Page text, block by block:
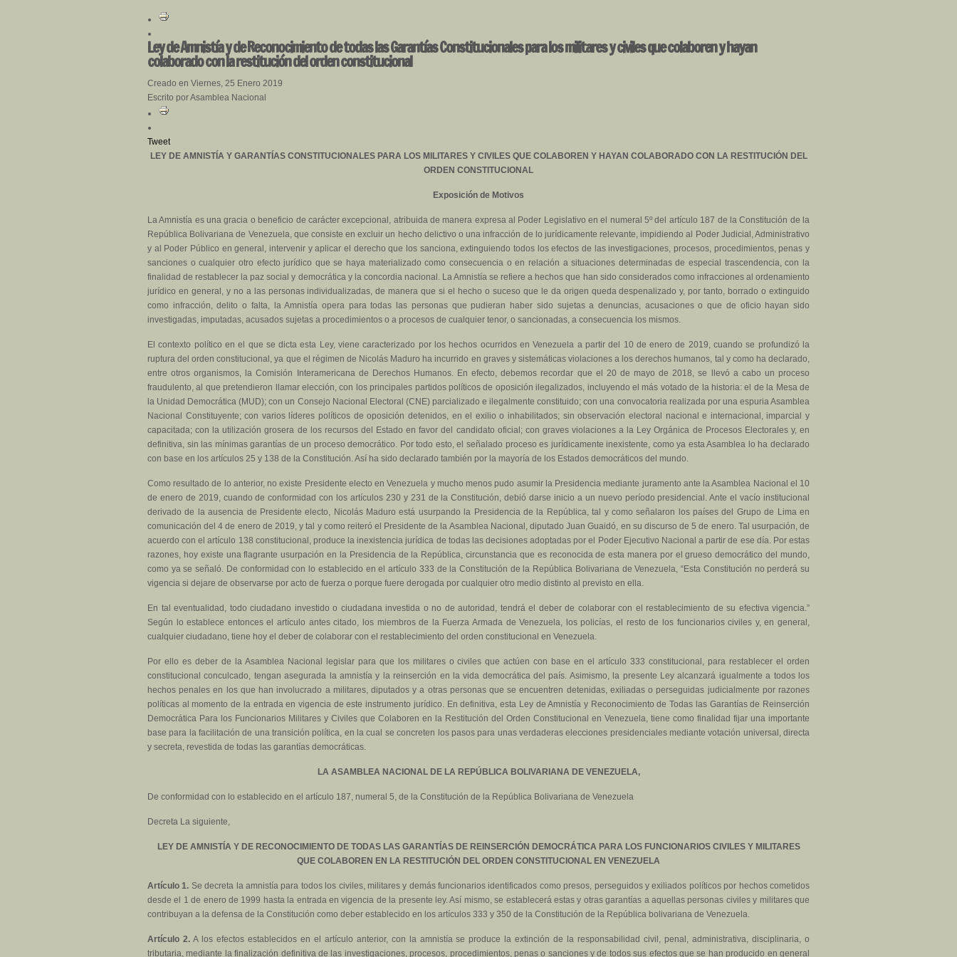
Ley de Amnistía y de Reconocimiento de todas las Garantías Constitucionales para los militares y civiles que colaboren y hayan
colaborado con la restitución del orden constitucional
Creado en Viernes, 25 Enero 2019
Escrito por Asamblea Nacional
Tweet
LEY DE AMNISTÍA Y GARANTÍAS CONSTITUCIONALES PARA LOS MILITARES Y CIVILES QUE COLABOREN Y HAYAN COLABORADO CON LA RESTITUCIÓN DEL
ORDEN CONSTITUCIONAL
Exposición de Motivos
La Amnistía es una gracia o beneficio de carácter excepcional, atribuida de manera expresa al Poder Legislativo en el numeral 5º del artículo 187 de la Constitución de la
República Bolivariana de Venezuela, que consiste en excluir un hecho delictivo o una infracción de lo jurídicamente relevante, impidiendo al Poder Judicial, Administrativo
y al Poder Público en general, intervenir y aplicar el derecho que los sanciona, extinguiendo todos los efectos de las investigaciones, procesos, procedimientos, penas y
sanciones o cualquier otro efecto jurídico que se haya materializado como consecuencia o en relación a situaciones determinadas de especial trascendencia, con la
finalidad de restablecer la paz social y democrática y la concordia nacional. La Amnistía se refiere a hechos que han sido considerados como infracciones al ordenamiento
jurídico en general, y no a las personas individualizadas, de manera que si el hecho o suceso que le da origen queda despenalizado y, por tanto, borrado o extinguido
como infracción, delito o falta, la Amnistía opera para todas las personas que pudieran haber sido sujetas a denuncias, acusaciones o que de oficio hayan sido
investigadas, imputadas, acusados sujetas a procedimientos o a procesos de cualquier tenor, o sancionadas, a consecuencia los mismos.
El contexto político en el que se dicta esta Ley, viene caracterizado por los hechos ocurridos en Venezuela a partir del 10 de enero de 2019, cuando se profundizó la
ruptura del orden constitucional, ya que el régimen de Nicolás Maduro ha incurrido en graves y sistemáticas violaciones a los derechos humanos, tal y como ha declarado,
entre otros organismos, la Comisión Interamericana de Derechos Humanos. En efecto, debemos recordar que el 20 de mayo de 2018, se llevó a cabo un proceso
fraudulento, al que pretendieron llamar elección, con los principales partidos políticos de oposición ilegalizados, incluyendo el más votado de la historia: el de la Mesa de
la Unidad Democrática (MUD); con un Consejo Nacional Electoral (CNE) parcializado e ilegalmente constituido; con una convocatoria realizada por una espuria Asamblea
Nacional Constituyente; con varios líderes políticos de oposición detenidos, en el exilio o inhabilitados; sin observación electoral nacional e internacional, imparcial y
capacitada; con la utilización grosera de los recursos del Estado en favor del candidato oficial; con graves violaciones a la Ley Orgánica de Procesos Electorales y, en
definitiva, sin las mínimas garantías de un proceso democrático. Por todo esto, el señalado proceso es jurídicamente inexistente, como ya esta Asamblea lo ha declarado
con base en los artículos 25 y 138 de la Constitución. Así ha sido declarado también por la mayoría de los Estados democráticos del mundo.
Como resultado de lo anterior, no existe Presidente electo en Venezuela y mucho menos pudo asumir la Presidencia mediante juramento ante la Asamblea Nacional el 10
de enero de 2019, cuando de conformidad con los artículos 230 y 231 de la Constitución, debió darse inicio a un nuevo período presidencial. Ante el vacío institucional
derivado de la ausencia de Presidente electo, Nicolás Maduro está usurpando la Presidencia de la República, tal y como señalaron los países del Grupo de Lima en
comunicación del 4 de enero de 2019, y tal y como reiteró el Presidente de la Asamblea Nacional, diputado Juan Guaidó, en su discurso de 5 de enero. Tal usurpación, de
acuerdo con el artículo 138 constitucional, produce la inexistencia jurídica de todas las decisiones adoptadas por el Poder Ejecutivo Nacional a partir de ese día. Por estas
razones, hoy existe una flagrante usurpación en la Presidencia de la República, circunstancia que es reconocida de esta manera por el grueso democrático del mundo,
como ya se señaló. De conformidad con lo establecido en el artículo 333 de la Constitución de la República Bolivariana de Venezuela, “Esta Constitución no perderá su
vigencia si dejare de observarse por acto de fuerza o porque fuere derogada por cualquier otro medio distinto al previsto en ella.
En tal eventualidad, todo ciudadano investido o ciudadana investida o no de autoridad, tendrá el deber de colaborar con el restablecimiento de su efectiva vigencia.”
Según lo establece entonces el artículo antes citado, los miembros de la Fuerza Armada de Venezuela, los policías, el resto de los funcionarios civiles y, en general,
cualquier ciudadano, tiene hoy el deber de colaborar con el restablecimiento del orden constitucional en Venezuela.
Por ello es deber de la Asamblea Nacional legislar para que los militares o civiles que actúen con base en el artículo 333 constitucional, para restablecer el orden
constitucional conculcado, tengan asegurada la amnistía y la reinserción en la vida democrática del país. Asimismo, la presente Ley alcanzará igualmente a todos los
hechos penales en los que han involucrado a militares, diputados y a otras personas que se encuentren detenidas, exiliadas o perseguidas judicialmente por razones
políticas al momento de la entrada en vigencia de este instrumento jurídico. En definitiva, esta Ley de Amnistía y Reconocimiento de Todas las Garantías de Reinserción
Democrática Para los Funcionarios Militares y Civiles que Colaboren en la Restitución del Orden Constitucional en Venezuela, tiene como finalidad fijar una importante
base para la facilitación de una transición política, en la cual se concreten los pasos para unas verdaderas elecciones presidenciales mediante votación universal, directa
y secreta, revestida de todas las garantías democráticas.
LA ASAMBLEA NACIONAL DE LA REPÚBLICA BOLIVARIANA DE VENEZUELA,
De conformidad con lo establecido en el artículo 187, numeral 5, de la Constitución de la República Bolivariana de Venezuela
Decreta La siguiente,
LEY DE AMNISTÍA Y DE RECONOCIMIENTO DE TODAS LAS GARANTÍAS DE REINSERCIÓN DEMOCRÁTICA PARA LOS FUNCIONARIOS CIVILES Y MILITARES
QUE COLABOREN EN LA RESTITUCIÓN DEL ORDEN CONSTITUCIONAL EN VENEZUELA
Artículo 1. Se decreta la amnistía para todos los civiles, militares y demás funcionarios identificados como presos, perseguidos y exiliados políticos por hechos cometidos
desde el 1 de enero de 1999 hasta la entrada en vigencia de la presente ley. Así mismo, se establecerá estas y otras garantías a aquellas personas civiles y militares que
contribuyan a la defensa de la Constitución como deber establecido en los artículos 333 y 350 de la Constitución de la República bolivariana de Venezuela.
Artículo 2.A los efectos establecidos en el artículo anterior, con la amnistía se produce la extinción de la responsabilidad civil, penal, administrativa, disciplinaria, o
tributaria, mediante la finalización definitiva de las investigaciones, procesos, procedimientos, penas o sanciones y de todos sus efectos que se han producido en general